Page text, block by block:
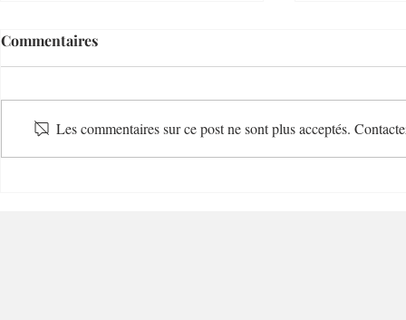
Commentaires
Les commentaires sur ce post ne sont plus acceptés.